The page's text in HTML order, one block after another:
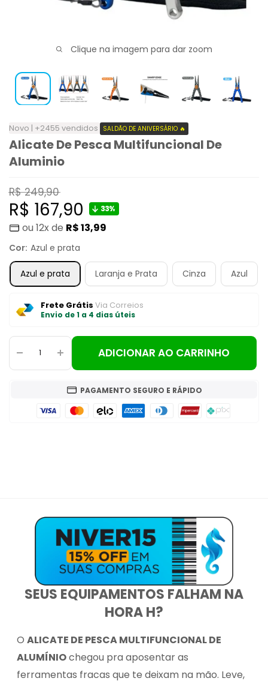
Clique na imagem para dar zoom
Novo | +2455 vendidos SALDÃO DE ANIVERSÁRIO 🔥
Alicate De Pesca Multifuncional De
Aluminio
Preço
normal
R$ 249,90
Preço
promocional
R$ 167,90 33%
ou 12x de R$ 13,99
Cor: Azul e prata
Azul e prata Laranja e Prata Cinza Azul
Frete Grátis Via Correios
Envio de 1 a 4 dias úteis
ADICIONAR AO CARRINHO
PAGAMENTO SEGURO E RÁPIDO
SEUS EQUIPAMENTOS FALHAM NA
HORA H?
OALICATE DE PESCA MULTIFUNCIONAL DE
ALUMÍNIOchegou pra aposentar as
ferramentas fracas que te deixam na mão. Leve,